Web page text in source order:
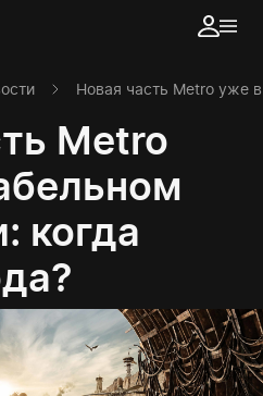
Новая часть Metro уже
Metro
когда